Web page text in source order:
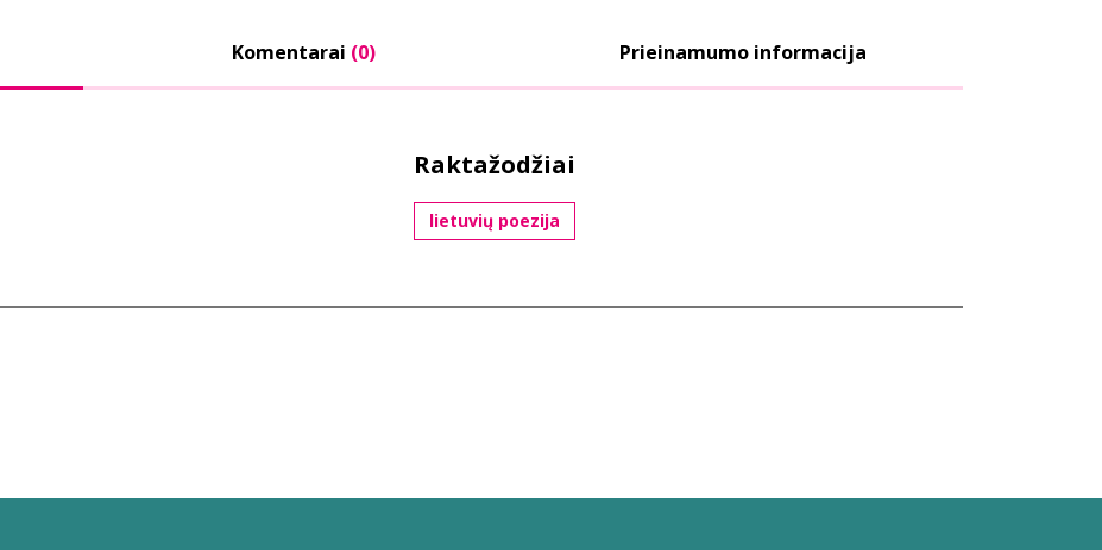
Komentarai (0) Prieinamumo informacija
Raktažodžiai
lietuvių poezija